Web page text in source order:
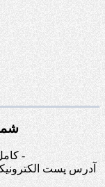
کامل کردن گزینه های ستاره دار (*) الزامی است -
آدرس پست